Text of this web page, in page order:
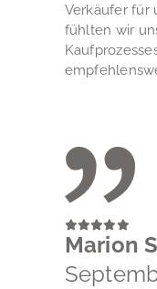
Verkäufer für
fühlten wir
Marion